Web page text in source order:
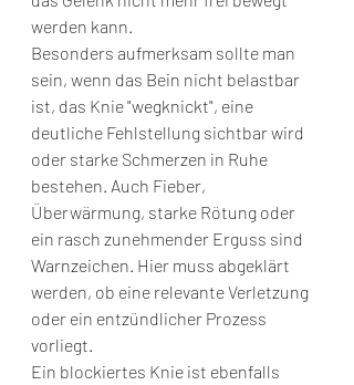
werden kann.
Besonders aufmerksam sollte man
sein, wenn das Bein nicht belastbar
ist, das Knie "wegknickt", eine
deutliche Fehlstellung sichtbar wird
oder starke Schmerzen in Ruhe
bestehen. Auch Fieber,
Überwärmung, starke Rötung oder
ein rasch zunehmender Erguss sind
Warnzeichen. Hier muss abgeklärt
werden, ob eine relevante Verletzung
oder ein entzündlicher Prozess
vorliegt.
Ein blockiertes Knie ist ebenfalls